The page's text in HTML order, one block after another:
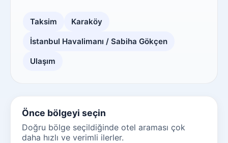
Taksim Karaköy
İstanbul Havalimanı / Sabiha Gökçen
Ulaşım
Önce bölgeyi seçin
Doğru bölge seçildiğinde otel araması çok
daha hızlı ve verimli ilerler.